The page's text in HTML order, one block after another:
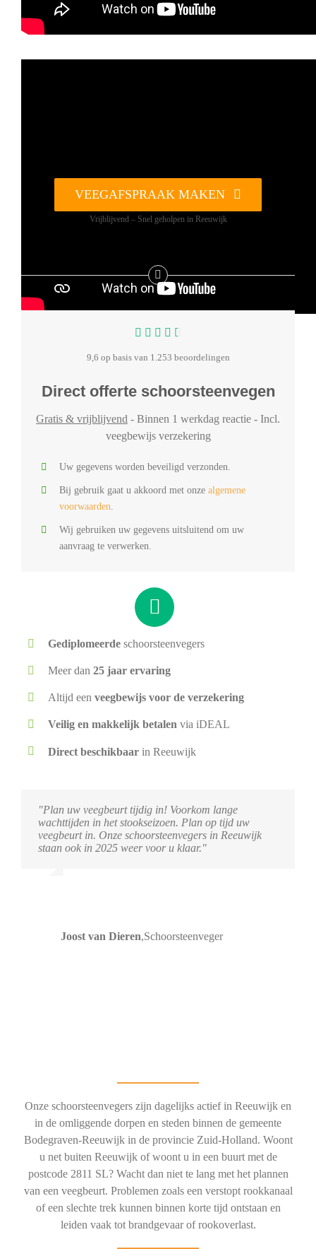
VEEGAFSPRAAK MAKEN
Vrijblijvend – Snel geholpen in Reeuwijk
9,6 op basis van 1.253 beoordelingen
Direct offerte schoorsteenvegen
Gratis & vrijblijvend - Binnen 1 werkdag reactie - Incl.
veegbewijs verzekering
Uw gegevens worden beveiligd verzonden.
Bij gebruik gaat u akkoord met onze algemene
voorwaarden
Wij gebruiken uw gegevens uitsluitend om uw
aanvraag te verwerken.
Gediplomeerde schoorsteenvegers
Meer dan25 jaar ervaring
Altijd eenveegbewijs voor de verzekering
Veilig en makkelijk betalen via iDEAL
Direct beschikbaar in Reeuwijk
"Plan uw veegbeurt tijdig in! Voorkom lange
wachttijden in het stookseizoen. Plan op tijd uw
veegbeurt in. Onze schoorsteenvegers in Reeuwijk
staan ook in 2025 weer voor u klaar."
Joost van Dieren,Schoorsteenveger
Onze schoorsteenvegers zijn dagelijks actief in Reeuwijk en
in de omliggende dorpen en steden binnen de gemeente
Bodegraven-Reeuwijk in de provincie Zuid-Holland. Woont
u net buiten Reeuwijk of woont u in een buurt met de
postcode 2811 SL? Wacht dan niet te lang met het plannen
van een veegbeurt. Problemen zoals een verstopt rookkanaal
of een slechte trek kunnen binnen korte tijd ontstaan en
leiden vaak tot brandgevaar of rookoverlast.